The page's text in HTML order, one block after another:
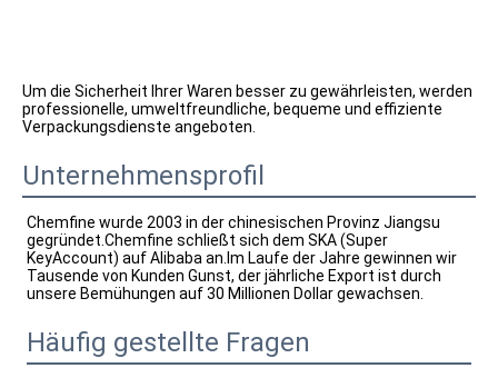
Um die Sicherheit Ihrer Waren besser zu gewährleisten, werden
professionelle, umweltfreundliche, bequeme und effiziente
Verpackungsdienste angeboten.
Unternehmensprofil
Chemfine wurde 2003 in der chinesischen Provinz Jiangsu
gegründet.Chemfine schließt sich dem SKA (Super
KeyAccount) auf Alibaba an.Im Laufe der Jahre gewinnen wir
Tausende von Kunden Gunst, der jährliche Export ist durch
unsere Bemühungen auf 30 Millionen Dollar gewachsen.
Häufig gestellte Fragen